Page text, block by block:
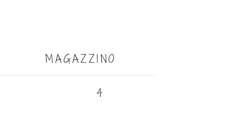
MAGAZZINO
4